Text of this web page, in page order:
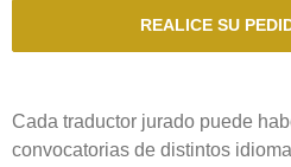
REALICE SU
Cada traductor jurado puede
convocatorias de distintos